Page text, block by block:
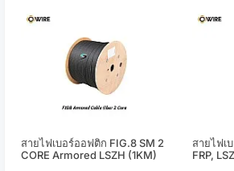
สายไฟเบอร์ออฟติก FIG.8 SM 2
CORE Armored LSZH (1KM)
สายไฟเ
FRP,